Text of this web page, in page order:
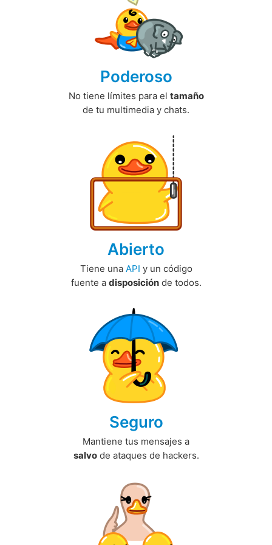
Poderoso
No tiene límites para el tamaño
de tu multimedia y chats.
Abierto
Tiene una API y un código
fuente a disposiciónde todos.
Seguro
Mantiene tus mensajes a
salvode ataques de hackers.